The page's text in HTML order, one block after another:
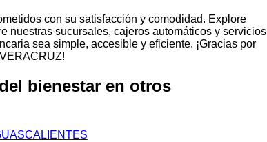
con su satisfacción y comodidad. Explore
nuestras sucursales, cajeros automáticos y servicios
sea simple, accesible y eficiente. ¡Gracias por
bienestar en otros